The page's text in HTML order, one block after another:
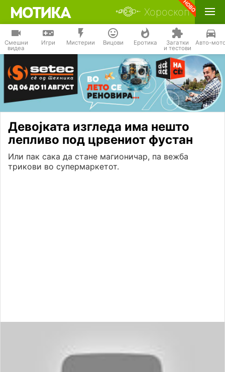
Хороскоп
Смешни
видеа
Игри Мистерии Вицови Еротика Загатки
и тестови
Авто-
Девојката изгледа има нешто
лепливо под црвениот фустан
Или пак сака да стане магионичар, па вежба
трикови во супермаркетот.